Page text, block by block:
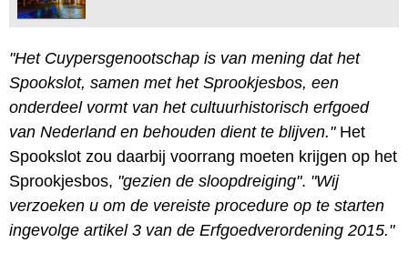
"Het Cuypersgenootschap is van mening dat het
Spookslot, samen met het Sprookjesbos, een
onderdeel vormt van het cultuurhistorisch erfgoed
van Nederland en behouden dient te blijven."Het
Spookslot zou daarbij voorrang moeten krijgen op het
Sprookjesbos, "gezien de sloopdreiging". "Wij
verzoeken u om de vereiste procedure op te starten
ingevolge artikel 3 van de Erfgoedverordening 2015."